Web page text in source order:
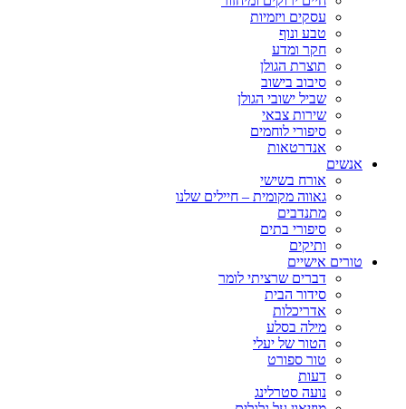
עסקים ויזמיות
טבע ונוף
חקר ומדע
תוצרת הגולן
סיבוב בישוב
שביל ישובי הגולן
שירות צבאי
סיפורי לוחמים
אנדרטאות
אנשים
אורח בשישי
גאווה מקומית – חיילים שלנו
מתנדבים
סיפורי בתים
ותיקים
טורים אישיים
דברים שרציתי לומר
סידור הבית
אדריכלות
מילה בסלע
הטור של יעלי
טור ספורט
דעות
נועה סטרלינג